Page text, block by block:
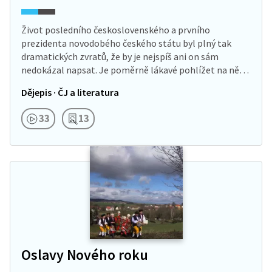
Život posledního československého a prvního
prezidenta novodobého českého státu byl plný tak
dramatických zvratů, že by je nejspíš ani on sám
nedokázal napsat. Je poměrně lákavé pohlížet na ně
Dějepis · ČJ a literatura
33 13
Oslavy Nového roku